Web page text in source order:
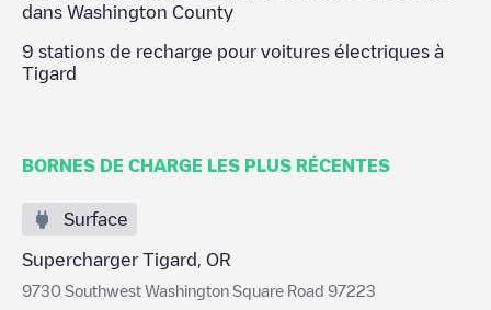
dans Washington County
9 stations de recharge pour voitures électriques à
Tigard
BORNES DE CHARGE LES PLUS RÉCENTES
Surface
Supercharger Tigard, OR
9730 Southwest Washington Square Road 97223